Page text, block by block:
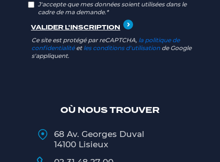
OÙ NOUS TROUVER
68 Av. Georges Duval
14100 Lisieux
J'accepte que mes données soient utilisées dans le
cadre de ma demande.*
Ce site est protégé par reCAPTCHA, la politique de
confidentialitéet les conditions d'utilisation de Google
s'appliquent.